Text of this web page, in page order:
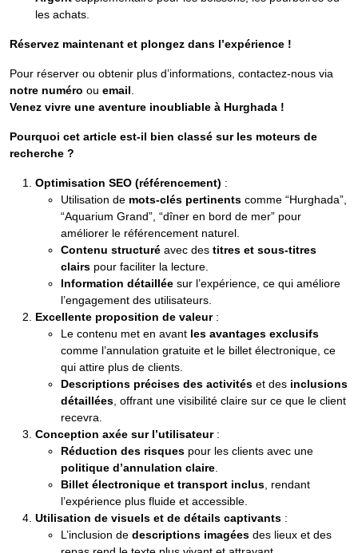
les achats.
Réservez maintenant et plongez dans l’expérience !
Pour réserver ou obtenir plus d’informations, contactez-nous via
notre numéro ou email
Venez vivre une aventure inoubliable à Hurghada !
Pourquoi cet article est-il bien classé sur les moteurs de
recherche ?
Optimisation SEO (référencement) :
Utilisation de mots-clés pertinents comme “Hurghada”,
“Aquarium Grand”, “dîner en bord de mer” pour
améliorer le référencement naturel.
Contenu structuré avec des titres et sous-titres
clairs pour faciliter la lecture.
Information détaillée sur l’expérience, ce qui améliore
l’engagement des utilisateurs.
Excellente proposition de valeur:
Le contenu met en avant les avantages exclusifs
comme l’annulation gratuite et le billet électronique, ce
qui attire plus de clients.
Descriptions précises des activités et des inclusions
détaillées , offrant une visibilité claire sur ce que le client
recevra.
Conception axée sur l’utilisateur:
Réduction des risques pour les clients avec une
politique d’annulation claire
Billet électronique et transport inclus , rendant
l’expérience plus fluide et accessible.
Utilisation de visuels et de détails captivants :
L’inclusion de descriptions imagées des lieux et des